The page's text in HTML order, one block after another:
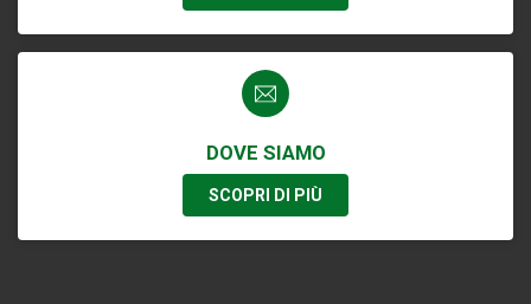
DOVE SIAMO
SCOPRI DI PIÙ